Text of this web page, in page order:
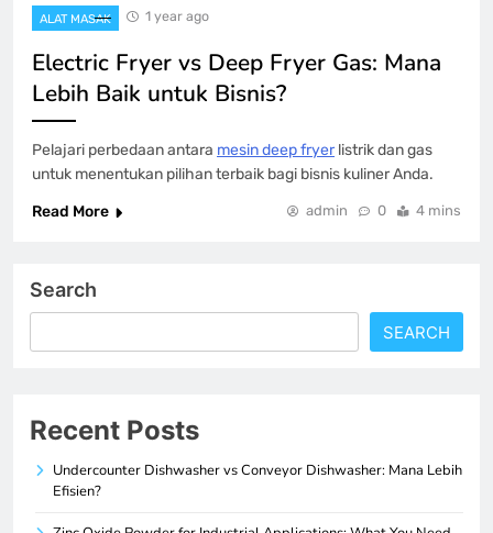
ALAT MASAK 1 year ago
Electric Fryer vs Deep Fryer Gas: Mana
Lebih Baik untuk Bisnis?
Pelajari perbedaan antara mesin deep fryer listrik dan gas
untuk menentukan pilihan terbaik bagi bisnis kuliner Anda.
Read More
admin 0 4 mins
Search
SEARCH
Recent Posts
Undercounter Dishwasher vs Conveyor Dishwasher: Mana Lebih
Efisien?